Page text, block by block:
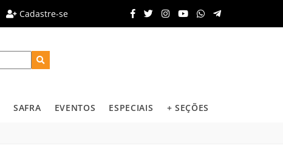
Cadastre-se
SAFRA EVENTOS ESPECIAIS + SEÇÕES